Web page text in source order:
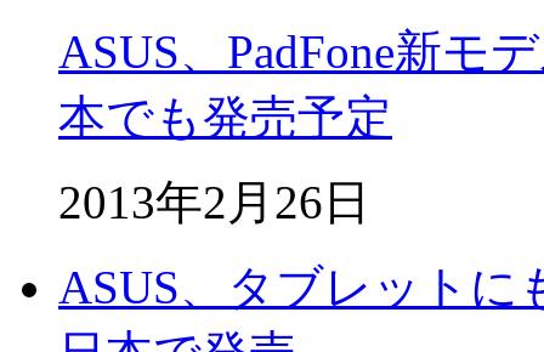
ASUS、PadFone新モ
本でも発売予定
2013年2月26日
ASUS、タブレットに